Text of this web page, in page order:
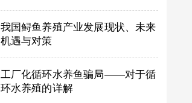
我国鲟鱼养殖产业发展现状、未来
机遇与对策
工厂化循环水养鱼骗局——对于循
环水养殖的详解